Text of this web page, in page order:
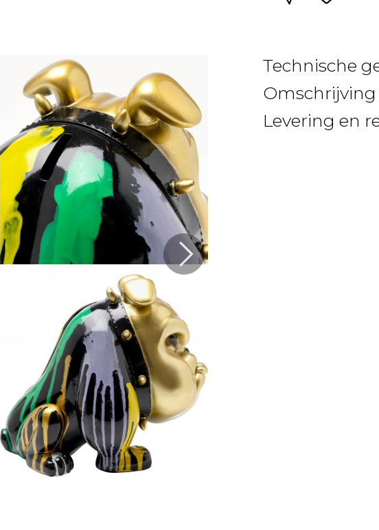
Technische
Omschrijving
Levering en